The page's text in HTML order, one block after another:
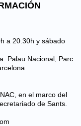
a 20.30h y sábado
Palau Nacional, Parc
en el marco del
de Sants.